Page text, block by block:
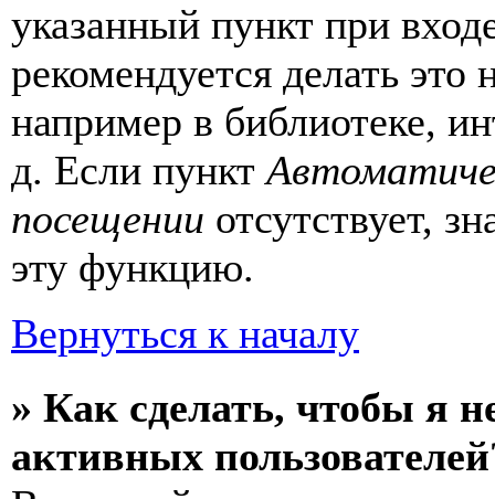
указанный пункт при
рекомендуется делать
например в библиотеке,
д. Если пункт
посещении отсутствует,
эту функцию.
Вернуться к началу
» Как сделать, чтобы я
активных